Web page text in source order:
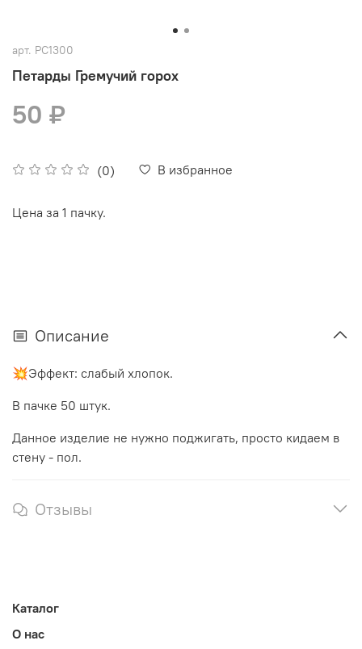
арт. РС1300
Петарды Гремучий горох
(0) В избранное
50 ₽
Цена за 1 пачку.
Описание
💥Эффект: слабый хлопок.
В пачке 50 штук.
Данное изделие не нужно поджигать, просто кидаем в
стену - пол.
Отзывы
Каталог
О нас